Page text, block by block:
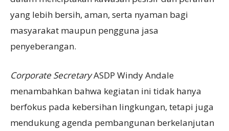
yang lebih bersih, aman, serta nyaman bagi
masyarakat maupun pengguna jasa
penyeberangan.
Corporate SecretaryASDP Windy Andale
menambahkan bahwa kegiatan ini tidak hanya
berfokus pada kebersihan lingkungan, tetapi juga
mendukung agenda pembangunan berkelanjutan